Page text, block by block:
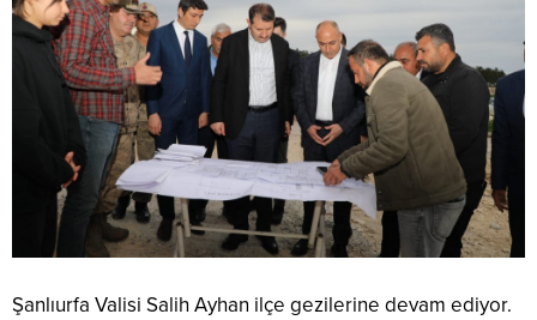
Şanlıurfa Valisi Salih Ayhan ilçe gezilerine devam ediyor.